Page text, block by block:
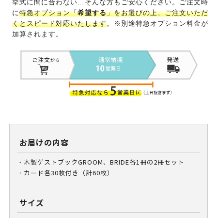
挙式に間に合わない…そんな方もご安心ください。ご注文時
に特急オプション「希望する」をお選びの上、ご注文いただ
くとスピード対応いたします。※別途特急オプション料金が
加算されます。
お届けの内容
・木製ゲストブックGROOM、BRIDE各1冊の2冊セット
・カード各30枚付き（計60枚）
サイズ